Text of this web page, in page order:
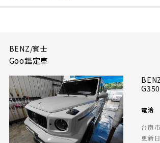
BENZ/賓士
Goo鑑定車
電洽
台南
更新